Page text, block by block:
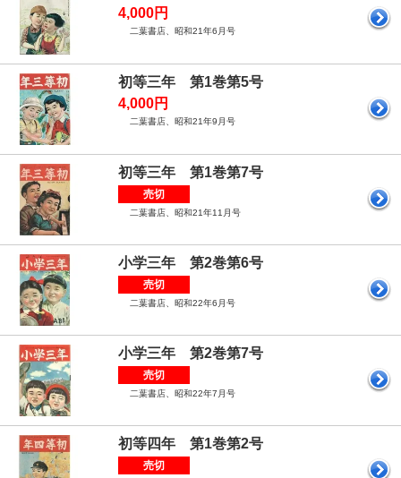
4,000円
二葉書店、昭和21年6月号
初等三年 第1巻第5号
4,000円
二葉書店、昭和21年9月号
初等三年 第1巻第7号
売切
二葉書店、昭和21年11月号
小学三年 第2巻第6号
売切
二葉書店、昭和22年6月号
小学三年 第2巻第7号
売切
二葉書店、昭和22年7月号
初等四年 第1巻第2号
売切